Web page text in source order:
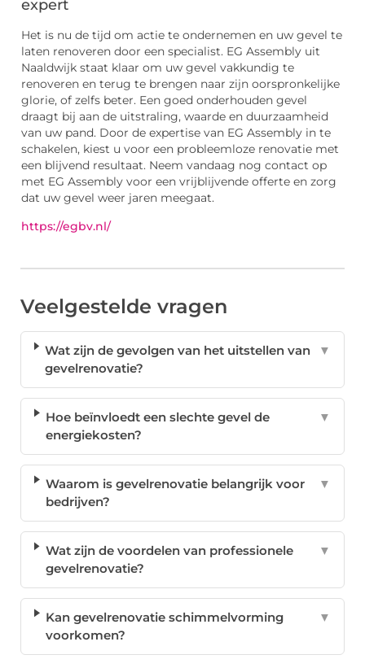
expert
Het is nu de tijd om actie te ondernemen en uw gevel te
laten renoveren door een specialist. EG Assembly uit
Naaldwijk staat klaar om uw gevel vakkundig te
renoveren en terug te brengen naar zijn oorspronkelijke
glorie, of zelfs beter. Een goed onderhouden gevel
draagt bij aan de uitstraling, waarde en duurzaamheid
van uw pand. Door de expertise van EG Assembly in te
schakelen, kiest u voor een probleemloze renovatie met
een blijvend resultaat. Neem vandaag nog contact op
met EG Assembly voor een vrijblijvende offerte en zorg
dat uw gevel weer jaren meegaat.
https://egbv.nl/
Veelgestelde vragen
Wat zijn de gevolgen van het uitstellen van
gevelrenovatie?
▼
Hoe beïnvloedt een slechte gevel de
energiekosten?
▼
Waarom is gevelrenovatie belangrijk voor
bedrijven?
▼
Wat zijn de voordelen van professionele
gevelrenovatie?
▼
Kan gevelrenovatie schimmelvorming
voorkomen?
▼